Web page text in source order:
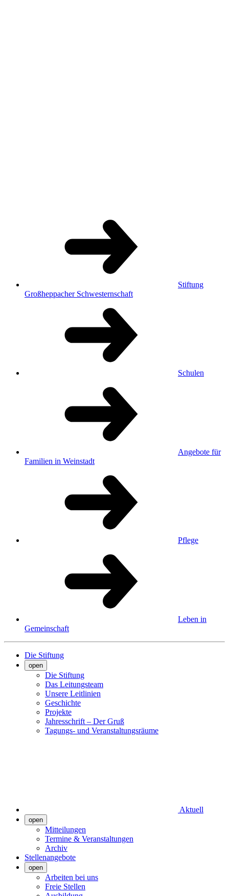
Stiftung
Großheppacher Schwesternschaft
Schulen
Angebote für
Familien in Weinstadt
Pflege
Leben in
Gemeinschaft
Die Stiftung
open
Die Stiftung
Das Leitungsteam
Unsere Leitlinien
Geschichte
Projekte
Jahresschrift – Der Gruß
Tagungs- und Veranstaltungsräume
Aktuell
open
Mitteilungen
Termine & Veranstaltungen
Archiv
Stellenangebote
open
Arbeiten bei uns
Freie Stellen